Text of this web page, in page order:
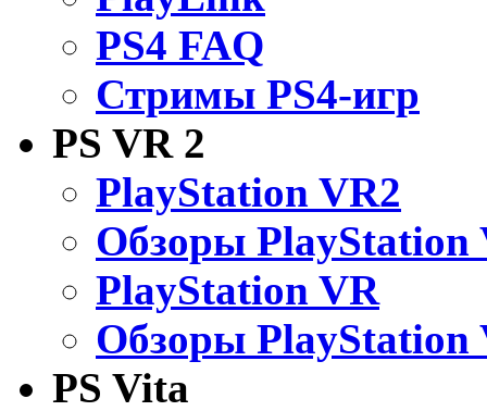
PS4 FAQ
Стримы PS4-игр
PS VR 2
PlayStation VR2
Обзоры PlayStation
PlayStation VR
Обзоры PlayStation
PS Vita